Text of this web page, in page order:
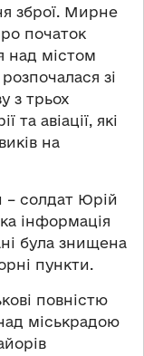
зброї. Мирне
початок
над містом
зі
з трьох
та авіації, які
на
– солдат Юрій
інформація
була знищена
пункти.
повністю
міськрадою